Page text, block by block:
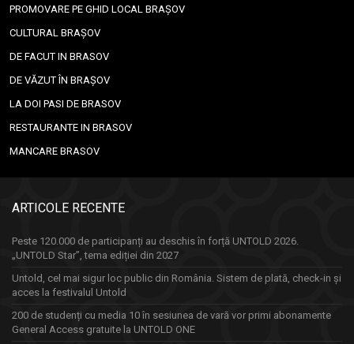
PROMOVARE PE GHID LOCAL BRAȘOV
CULTURAL BRAȘOV
DE FACUT IN BRASOV
DE VĂZUT ÎN BRAȘOV
LA DOI PASI DE BRASOV
RESTAURANTE IN BRASOV
MANCARE BRASOV
ARTICOLE RECENTE
Peste 120.000 de participanți au deschis în forță UNTOLD 2026.
„UNTOLD Star”, tema ediției din 2027
Untold, cel mai sigur loc public din România. Sistem de plată, check-in și
acces la festivalul Untold
200 de studenți cu media 10 în sesiunea de vară vor primi abonamente
General Access gratuite la UNTOLD ONE